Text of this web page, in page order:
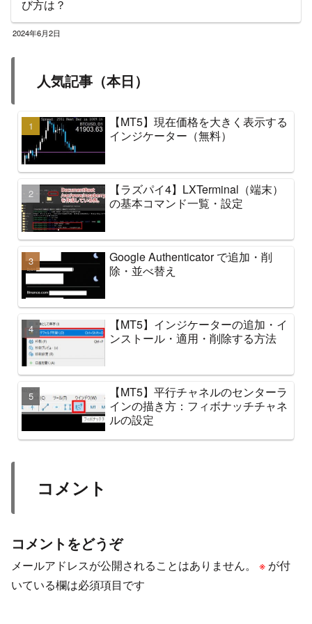
び方は？
2024年6月2日
人気記事（本日）
【MT5】現在価格を大きく表示する
インジケーター（無料）
【ラズパイ4】LXTerminal（端末）
の基本コマンド一覧・設定
Google Authenticator で追加・削
除・並べ替え
【MT5】インジケーターの追加・イ
ンストール・適用・削除する方法
【MT5】平行チャネルのセンターラ
インの描き方：フィボナッチチャネ
ルの設定
コメント
コメントをどうぞ
メールアドレスが公開されることはありません。 ※ が付
いている欄は必須項目です